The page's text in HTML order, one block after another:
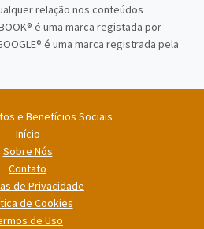
relação nos conteúdos
é uma marca registada por
é uma marca registrada pela
e Benefícios Sociais
Início
Sobre Nós
Contato
de Privacidade
de Cookies
de Uso